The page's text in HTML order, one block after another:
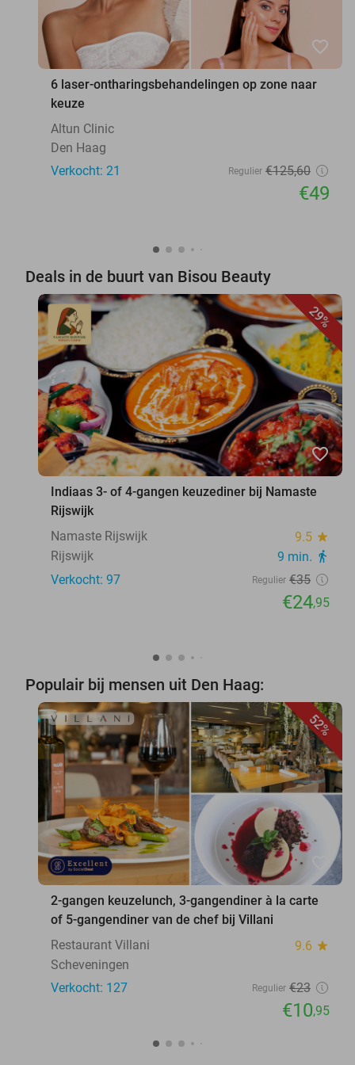
favorite_border
6 laser-ontharingsbehandelingen op zone naar
keuze
Altun Clinic
Den Haag
Verkocht: 21
Regulier €125,60
€49
Deals in de buurt van Bisou Beauty
29%
favorite_border
Indiaas 3- of 4-gangen keuzediner bij Namaste
Rijswijk
Namaste Rijswijk
9.5 star
Rijswijk 9 min. directions_walk
Verkocht: 97 Regulier €35
€24,95
Populair bij mensen uit Den Haag:
52%
2-gangen keuzelunch, 3-gangendiner à la carte
of 5-gangendiner van de chef bij Villani
Restaurant Villani
9.6 star
Scheveningen
Verkocht: 127
Regulier €23
€10,95